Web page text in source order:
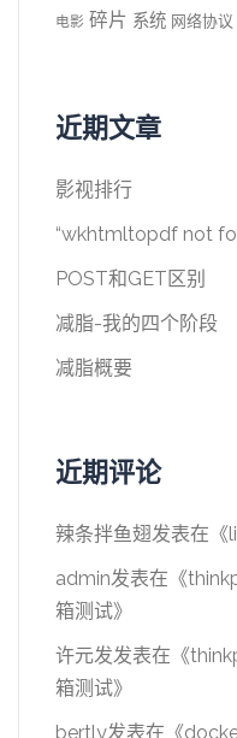
电影 碎片 系统 网络协议
近期文章
影视排行
“wkhtmltopdf not
POST和GET区别
减脂-我的四个阶段
减脂概要
近期评论
辣条拌鱼翅发表在《
admin发表在《
箱测试》
许元发发表在《
箱测试》
bertly发表在《